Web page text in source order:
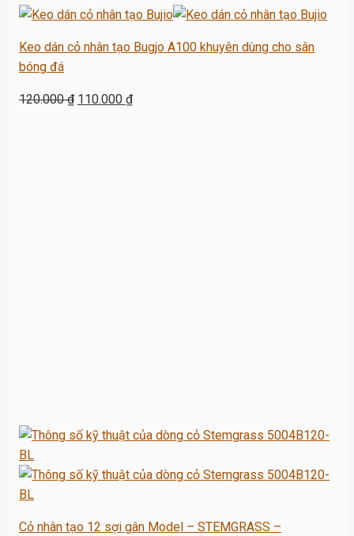
Keo dán cỏ nhân tạo Bugjo A100 khuyên dùng cho sân
bóng đá
120.000₫ Giá
110.000 ₫Giá
Cỏ nhân tạo 12 sợi gân Model – STEMGRASS –